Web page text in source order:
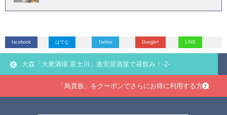
facebook はてな Twitter Google+ LINE
大森「大衆酒場 富士川」激安居酒屋で昼飲み！-2-
「鳥貴族」をクーポンでさらにお得に利用する方法